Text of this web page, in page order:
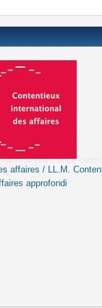
affaires / LL.M.
approfondi